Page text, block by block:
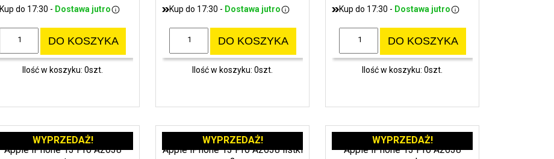
Kup do 17:30 - Dostawa jutro
DO KOSZYKA
Ilość w koszyku: 0szt.
Kup do 17:30 - Dostawa jutro
DO KOSZYKA
Ilość w koszyku: 0szt.
Kup do 17:30 - Dostawa jutro
DO KOSZYKA
Ilość w koszyku: 0szt.
WYPRZEDAŻ! WYPRZEDAŻ! WYPRZEDAŻ!